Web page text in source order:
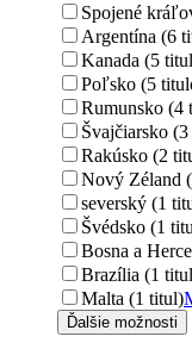
Spojené
Argentína (6
Kanada (5
Poľsko (5
Rumunsko (4
Švajčiarsko
Rakúsko (2
Nový Zéland
severský (1
Švédsko (1
Bosna a
Brazília (1
Malta (1 titul)
Ďalšie možnosti